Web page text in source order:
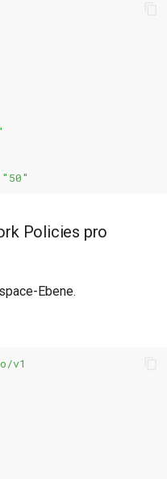
"50"
Policies pro
Ebene.
v1